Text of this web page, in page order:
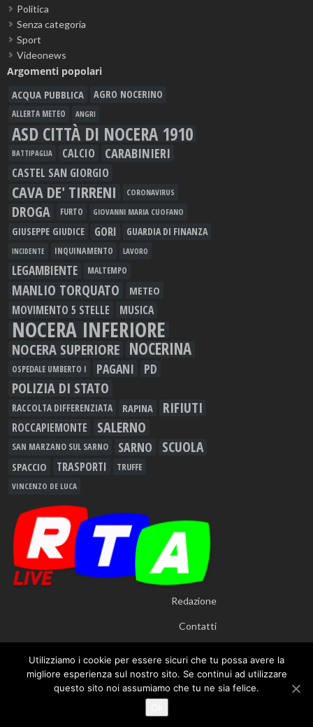
Politica
Senza categoria
Sport
Videonews
Argomenti popolari
ACQUA PUBBLICA AGRO NOCERINO
ALLERTA METEO ANGRI
ASD CITTÀ DI NOCERA 1910
BATTIPAGLIA CALCIO CARABINIERI
CASTEL SAN GIORGIO
CAVA DE' TIRRENI CORONAVIRUS
DROGA FURTO GIOVANNI MARIA CUOFANO
GIUSEPPE GIUDICE GORI GUARDIA DI FINANZA
INCIDENTE INQUINAMENTO LAVORO
LEGAMBIENTE MALTEMPO
MANLIO TORQUATO METEO
MOVIMENTO 5 STELLE MUSICA
NOCERA INFERIORE
NOCERA SUPERIORE NOCERINA
OSPEDALE UMBERTO I PAGANI PD
POLIZIA DI STATO
RACCOLTA DIFFERENZIATA RAPINA RIFIUTI
ROCCAPIEMONTE SALERNO
SAN MARZANO SUL SARNO SARNO SCUOLA
SPACCIO TRASPORTI TRUFFE
VINCENZO DE LUCA
Redazione
Contatti
- Testata Giornalistica Registrata presso Tribunale di
Nocera Inferiore n.913/12 - TUTTI I DIRITTI RISERVATI
Utilizziamo i cookie per essere sicuri che tu possa avere la
migliore esperienza sul nostro sito. Se continui ad utilizzare
questo sito noi assumiamo che tu ne sia felice.